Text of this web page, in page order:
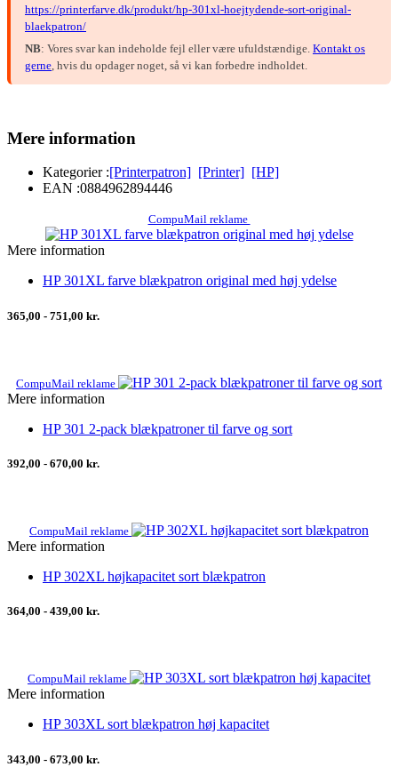
https://printerfarve.dk/produkt/hp-301xl-hoejtydende-sort-original-
blaekpatron/
NB: Vores svar kan indeholde fejl eller være ufuldstændige. Kontakt os
gerne , hvis du opdager noget, så vi kan forbedre indholdet.
Mere information
Kategorier :[Printerpatron] [Printer] [HP]
EAN :0884962894446
CompuMail reklame
Mere information
HP 301XL farve blækpatron original med høj ydelse
365,00 - 751,00 kr.
CompuMail reklame
Mere information
HP 301 2-pack blækpatroner til farve og sort
392,00 - 670,00 kr.
CompuMail reklame
Mere information
HP 302XL højkapacitet sort blækpatron
364,00 - 439,00 kr.
CompuMail reklame
Mere information
HP 303XL sort blækpatron høj kapacitet
343,00 - 673,00 kr.